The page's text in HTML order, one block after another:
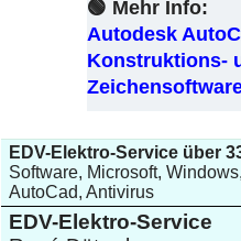
🟢 Mehr Info:
Autodesk
Konstruktions-
EDV-Elektro-Service über
Software, Microsoft,
AutoCad, Antivirus
EDV-Elektro-Service